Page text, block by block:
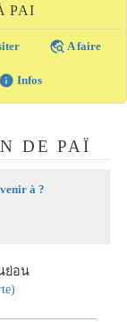
PAI
travel_explore A faire
info Infos
DE PAÏ
à ?
ย่อน